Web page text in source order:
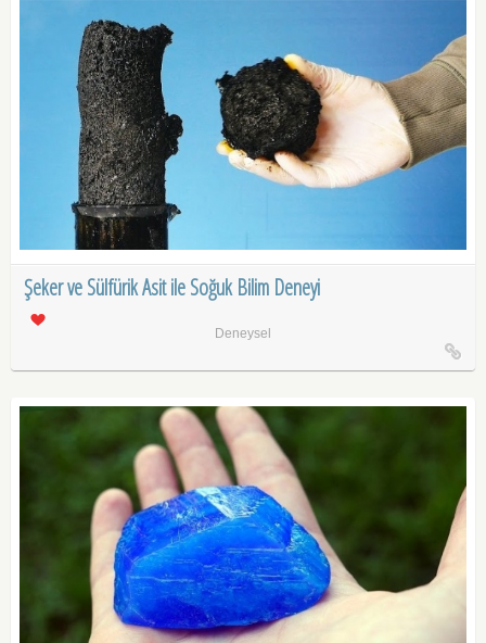
Şeker ve Sülfürik Asit ile Soğuk Bilim Deneyi
Deneysel